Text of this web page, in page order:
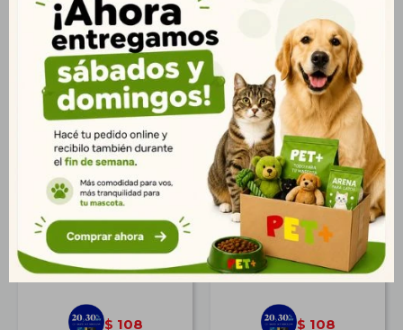
Felix Travesuras
Original Mix
$ 149
$ 108
Creamy Snacks Lopets
Gato 60 Gr (Pez Verdel)
$ 149
$ 108